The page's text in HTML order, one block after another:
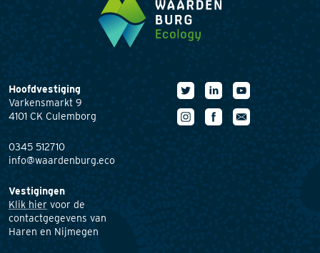
Hoofdvestiging
Varkensmarkt 9
4101 CK Culemborg
0345 512710
info@waardenburg.eco
Vestigingen
Klik hier voor de
contactgegevens van
Haren en Nijmegen